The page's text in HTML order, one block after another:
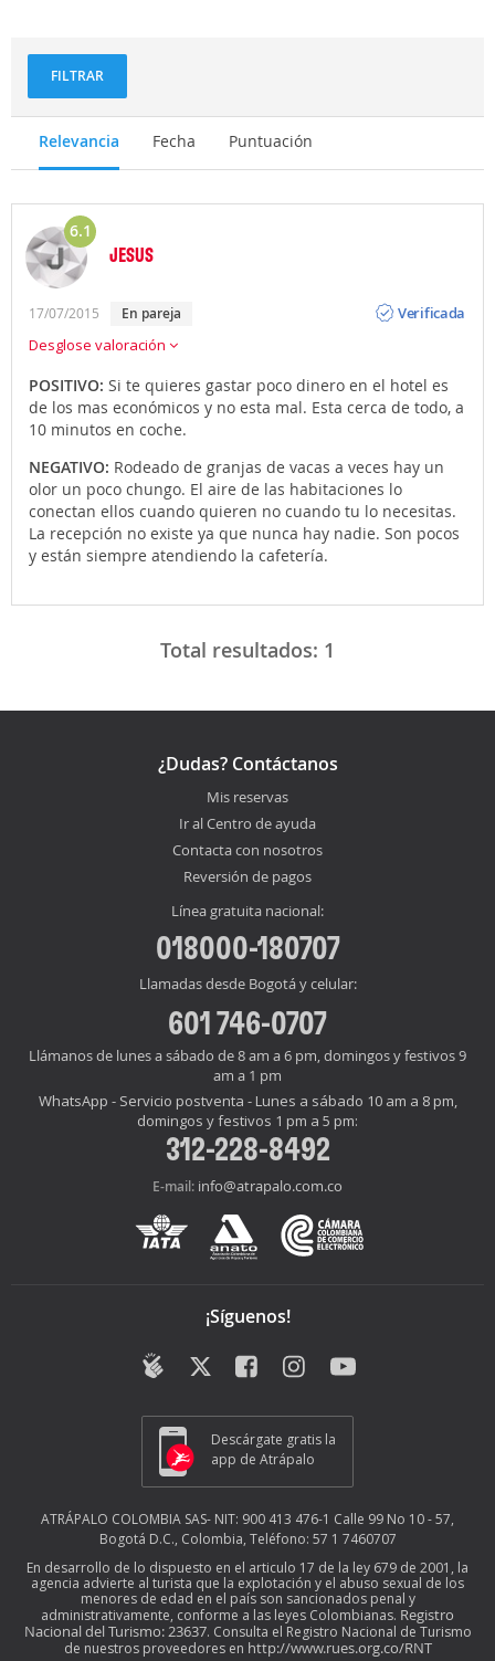
FILTRAR
Relevancia Fecha Puntuación
6.1
JESUS
17/07/2015 En pareja
Verificada
Desglose valoración
POSITIVO: Si te quieres gastar poco dinero en el hotel es
de los mas económicos y no esta mal. Esta cerca de todo, a
10 minutos en coche.
NEGATIVO: Rodeado de granjas de vacas a veces hay un
olor un poco chungo. El aire de las habitaciones lo
conectan ellos cuando quieren no cuando tu lo necesitas.
La recepción no existe ya que nunca hay nadie. Son pocos
y están siempre atendiendo la cafetería.
Total resultados: 1
¿Dudas? Contáctanos
Mis reservas
Ir al Centro de ayuda
Contacta con nosotros
Reversión de pagos
Línea gratuita nacional:
018000-180707
Llamadas desde Bogotá y celular:
601 746-0707
Llámanos de lunes a sábado de 8 am a 6 pm, domingos y festivos 9
am a 1 pm
WhatsApp - Servicio postventa - Lunes a sábado 10 am a 8 pm,
domingos y festivos 1 pm a 5 pm:
312-228-8492
E-mail: info@atrapalo.com.co
¡Síguenos!
Descárgate gratis la
app de Atrápalo
ATRÁPALO COLOMBIA SAS- NIT: 900 413 476-1 Calle 99 No 10 - 57,
Bogotá D.C., Colombia, Teléfono: 57 1 7460707
En desarrollo de lo dispuesto en el articulo 17 de la ley 679 de 2001, la
agencia advierte al turista que la explotación y el abuso sexual de los
menores de edad en el país son sancionados penal y
administrativamente, conforme a las leyes Colombianas. Registro
Nacional del Turismo: 23637. Consulta el Registro Nacional de Turismo
de nuestros proveedores en http://www.rues.org.co/RNT